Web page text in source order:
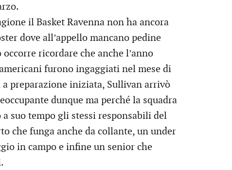
il Basket Ravenna non ha ancora
dove all’appello mancano pedine
ricordare che anche l’anno
furono ingaggiati nel mese di
preparazione iniziata, Sullivan arrivò
dunque ma perché la squadra
suo tempo gli stessi responsabili del
che funga anche da collante, un under
in campo e infine un senior che